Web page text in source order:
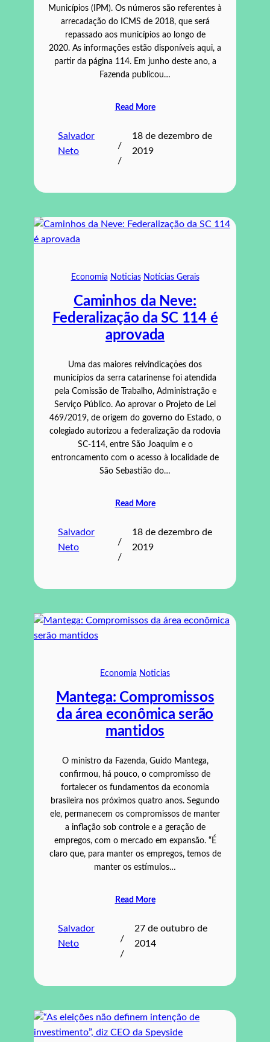
Municípios (IPM). Os números são referentes à
arrecadação do ICMS de 2018, que será
repassado aos municípios ao longo de
2020. As informações estão disponíveis aqui, a
partir da página 114. Em junho deste ano, a
Fazenda publicou…
Read More
Salvador
Neto
/
/
18 de dezembro de
2019
Economia Noticias Notícias Gerais
Caminhos da Neve:
Federalização da SC 114 é
aprovada
Uma das maiores reivindicações dos
municípios da serra catarinense foi atendida
pela Comissão de Trabalho, Administração e
Serviço Público. Ao aprovar o Projeto de Lei
469/2019, de origem do governo do Estado, o
colegiado autorizou a federalização da rodovia
SC-114, entre São Joaquim e o
entroncamento com o acesso à localidade de
São Sebastião do…
Read More
Salvador
Neto
/
/
18 de dezembro de
2019
Economia Noticias
Mantega: Compromissos
da área econômica serão
mantidos
O ministro da Fazenda, Guido Mantega,
confirmou, há pouco, o compromisso de
fortalecer os fundamentos da economia
brasileira nos próximos quatro anos. Segundo
ele, permanecem os compromissos de manter
a inflação sob controle e a geração de
empregos, com o mercado em expansão. “É
claro que, para manter os empregos, temos de
manter os estímulos…
Read More
Salvador
Neto
/
/
27 de outubro de
2014